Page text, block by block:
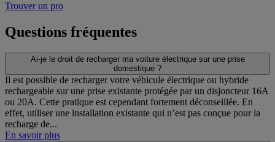
Trouver un pro
Questions fréquentes
Ai-je le droit de recharger ma voiture électrique sur une prise
domestique ?
Il est possible de recharger votre véhicule électrique ou hybride
rechargeable sur une prise existante protégée par un disjoncteur 16A
ou 20A. Cette pratique est cependant fortement déconseillée. En
effet, utiliser une installation existante qui n’est pas conçue pour la
recharge de...
En savoir plus